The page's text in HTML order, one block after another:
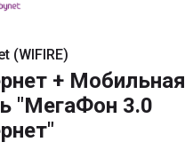
(WIFIRE)
+ Мобильная
"МегаФон 3.0